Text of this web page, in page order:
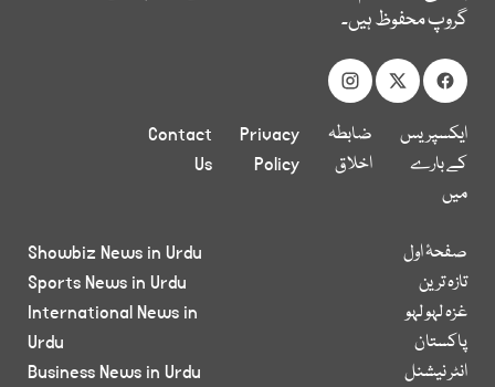
گروپ محفوظ ہیں۔
ایکسپریس
کے بارے
میں
ضابطہ
اخلاق
Privacy
Policy
Contact
Us
صفحۂ اول
تازہ ترین
غزہ لہو لہو
پاکستان
انٹر نیشنل
Showbiz News in Urdu
Sports News in Urdu
International News in
Urdu
Business News in Urdu